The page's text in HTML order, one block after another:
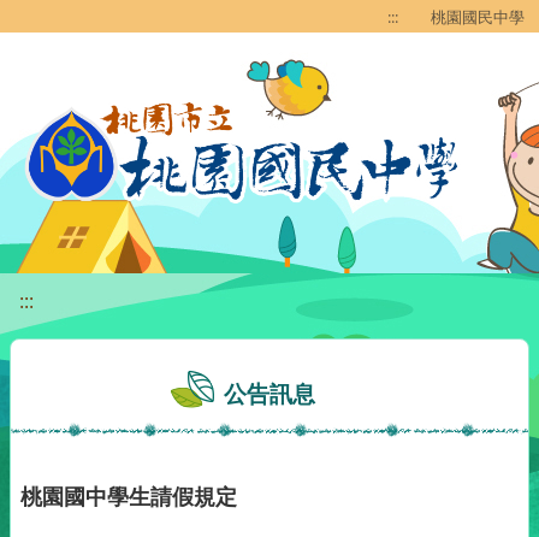
::: 桃園國民中學
:::
公告訊息
桃園國中學生請假規定